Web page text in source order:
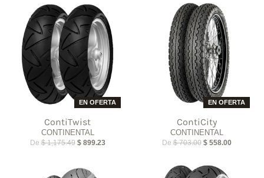
EN OFERTA
ContiTwist
CONTINENTAL
De $ 1,175.49 $ 899.23
EN OFERTA
ContiCity
CONTINENTAL
De $ 703.00 $ 558.00